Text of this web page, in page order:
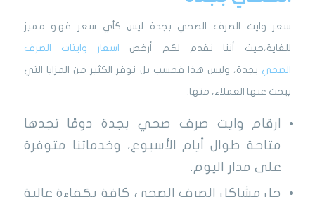
سعر وايت الصرف الصحي بجدة ليس كأي سعر فهو مميز
للغاية،حيث أننا نقدم لكم أرخص اسعار وايتات الصرف
الصحي بجدة، وليس هذا فحسب بل نوفر الكثير من المزايا التي
يبحث عنها العملاء، منها:
ارقام وايت صرف صحي بجدة دومًا تجدها
متاحة طوال أيام الأسبوع، وخدماتنا متوفرة
على مدار اليوم.
حل مشاكل الصرف الصحي كافة بكفاءة عالية